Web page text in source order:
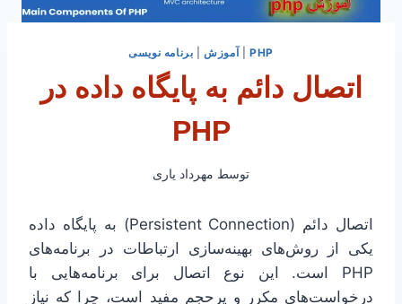
PHP آموزش| برنامه نویسی
اتصال دائم به پایگاه داده در
PHP
توسط مهرداد یاری
اتصال دائم (Persistent Connection) به پایگاه داده
یکی از روش‌های بهینه‌سازی ارتباطات در برنامه‌های
PHP است. این نوع اتصال برای برنامه‌هایی با
درخواست‌های مکرر و پرحجم مفید است، چرا که نیاز